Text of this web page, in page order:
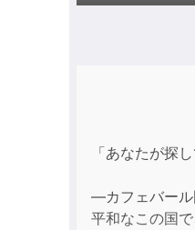
「あなたが探
―カフェバー
平和なこの国